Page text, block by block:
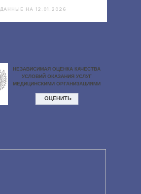
ДАННЫЕ НА 12.01.2026